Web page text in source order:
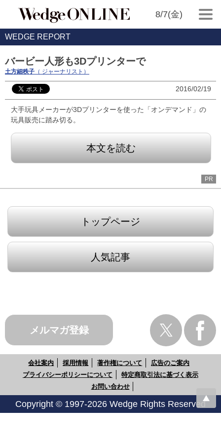
8/7(金)
WEDGE REPORT
バービー人形も3Dプリンターで
土方細秩子 （ ジャーナリスト）
2016/02/19
大手玩具メーカーが3Dプリンターを使った「オンデマンド」の
玩具販売に踏み切る。
本文を読む
PR
トップページ
人気記事
メルマガ登録
会社案内 採用情報 著作権について
広告のご案内
プライバシーポリシーについて
特定商取引法に基づく表示
お問い合わせ
Copyright © 1997-2026 Wedge Rights Reserved